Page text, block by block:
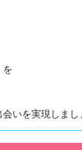
を
いを実現しまし